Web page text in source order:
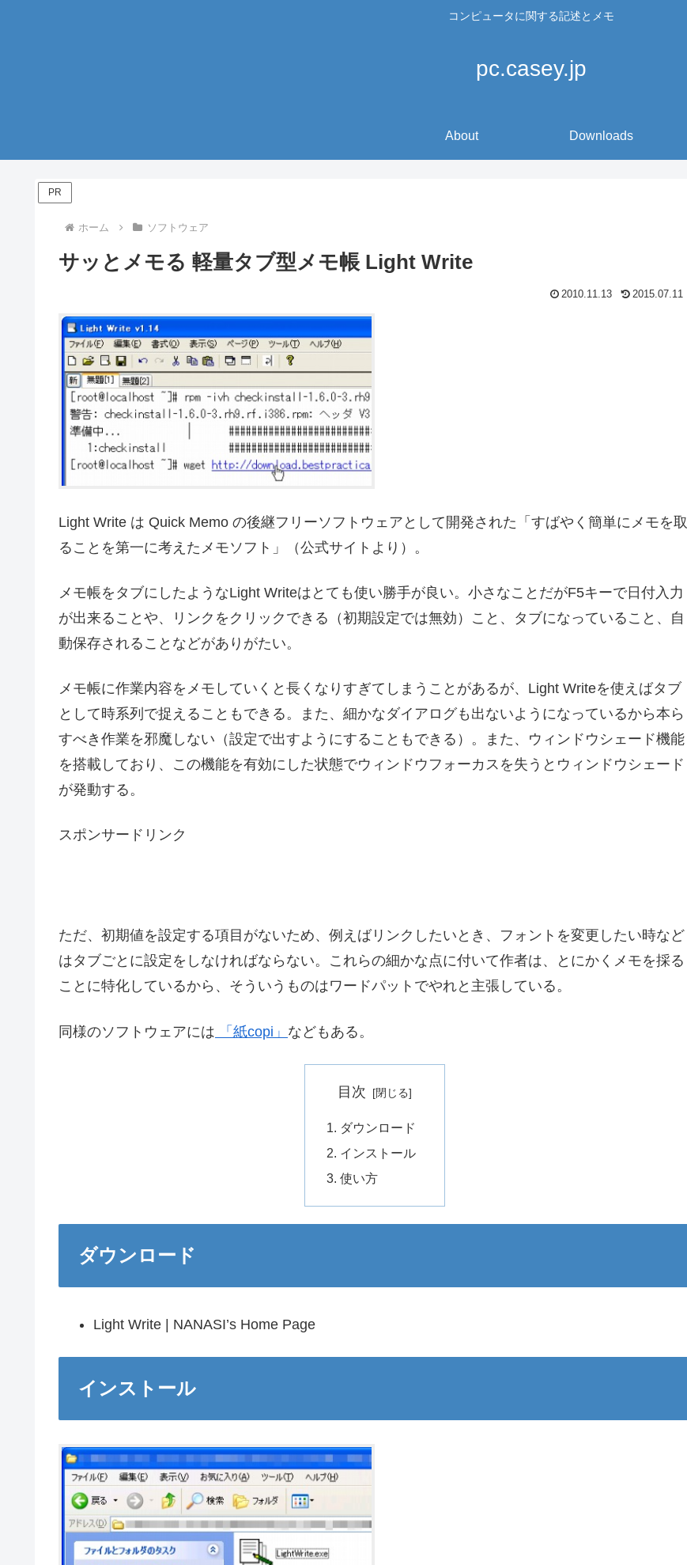
コンピュータに関する記述とメモ
pc.casey.jp
About Downloads
PR
ホーム ソフトウェア
サッとメモる 軽量タブ型メモ帳 Light Write
2010.11.13 2015.07.11
Light Write は Quick Memo の後継フリーソフトウェアとして開発された「すばやく簡単にメモを取
ることを第一に考えたメモソフト」（公式サイトより）。
メモ帳をタブにしたようなLight Writeはとても使い勝手が良い。小さなことだがF5キーで日付入力
が出来ることや、リンクをクリックできる（初期設定では無効）こと、タブになっていること、自
動保存されることなどがありがたい。
メモ帳に作業内容をメモしていくと長くなりすぎてしまうことがあるが、Light Writeを使えばタブ
として時系列で捉えることもできる。また、細かなダイアログも出ないようになっているから本ら
すべき作業を邪魔しない（設定で出すようにすることもできる）。また、ウィンドウシェード機能
を搭載しており、この機能を有効にした状態でウィンドウフォーカスを失うとウィンドウシェード
が発動する。
スポンサードリンク
ただ、初期値を設定する項目がないため、例えばリンクしたいとき、フォントを変更したい時など
はタブごとに設定をしなければならない。これらの細かな点に付いて作者は、とにかくメモを採る
ことに特化しているから、そういうものはワードパットでやれと主張している。
同様のソフトウェアには 「紙copi」 などもある。
目次
ダウンロード
インストール
使い方
ダウンロード
Light Write | NANASI’s Home Page
インストール